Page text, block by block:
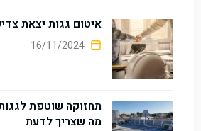
איטום גגות יצאת
תחזוקה שוטפת
מה שצריך לדעת